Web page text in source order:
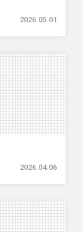
2026.05.01
2026.04.06